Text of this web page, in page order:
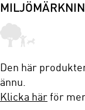
Den här
ännu.
Klicka härför